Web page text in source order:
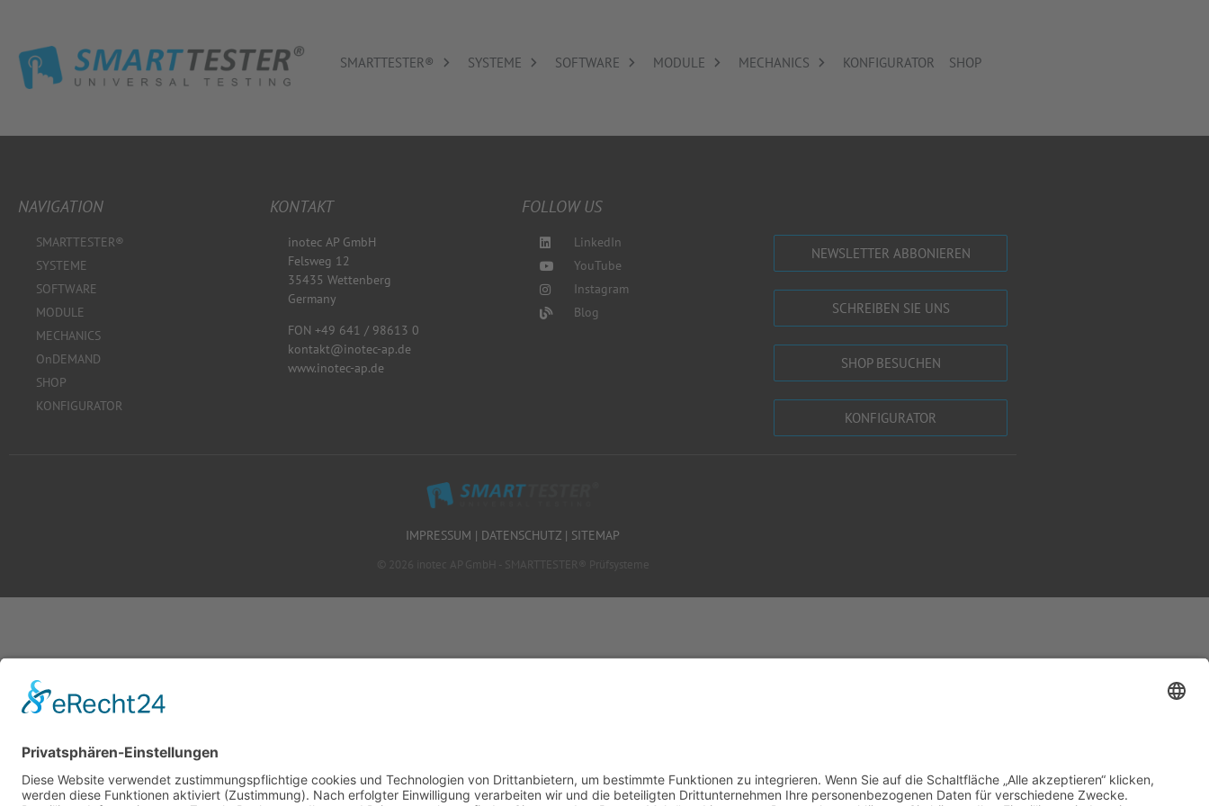
SMARTTESTER® SYSTEME SOFTWARE MODULE MECHANICS KONFIGURATOR SHOP
NAVIGATION
SMARTTESTER®
SYSTEME
SOFTWARE
MODULE
MECHANICS
OnDEMAND
SHOP
KONFIGURATOR
KONTAKT
inotec AP GmbH
Felsweg 12
35435 Wettenberg
Germany
FON +49 641 / 98613 0
kontakt@inotec-ap.de
www.inotec-ap.de
FOLLOW US
LinkedIn
YouTube
Instagram
Blog
NEWSLETTER ABBONIEREN
SCHREIBEN SIE UNS
SHOP BESUCHEN
KONFIGURATOR
IMPRESSUM | DATENSCHUTZ | SITEMAP